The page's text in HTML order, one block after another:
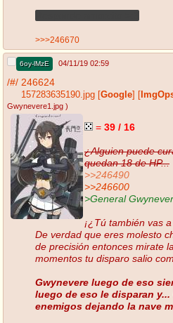
>>>246670
6oy-lMzE 04/11/19 02:59
/#/ 246624
157283635190.jpg Google
Gwynevere1.jpg )
= 39 / 16
¿Alguien puede
quedan 18 de HP...
>>246490
>>246600
>General
¡¿Tú también vas
De verdad que eres molesto
de precisión entonces mirate
momentos tu disparo salio
Gwynevere luego de eso
luego de eso le disparan
enemigos dejando la nave